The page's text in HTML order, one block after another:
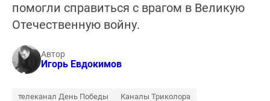
помогли справиться с врагом в Великую
Отечественную войну.
Автор
Игорь Евдокимов
телеканал День Победы
Каналы Триколора